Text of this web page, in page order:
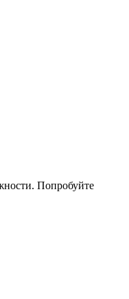
Попробуйте